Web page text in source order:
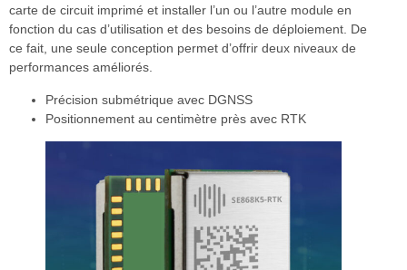
carte de circuit imprimé et installer l’un ou l’autre module en
fonction du cas d’utilisation et des besoins de déploiement. De
ce fait, une seule conception permet d’offrir deux niveaux de
performances améliorés.
Précision submétrique avec DGNSS
Positionnement au centimètre près avec RTK